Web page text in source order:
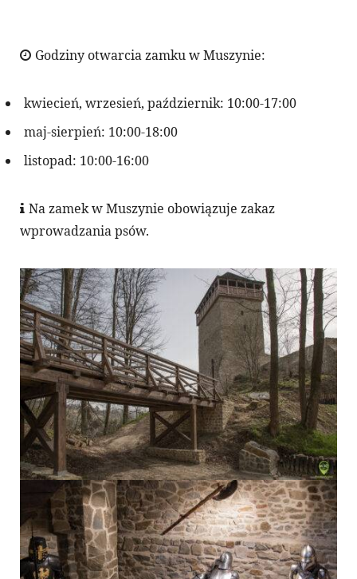
Godziny otwarcia zamku w Muszynie:
kwiecień, wrzesień, październik: 10:00-17:00
maj-sierpień: 10:00-18:00
listopad: 10:00-16:00
Na zamek w Muszynie obowiązuje zakaz
wprowadzania psów.